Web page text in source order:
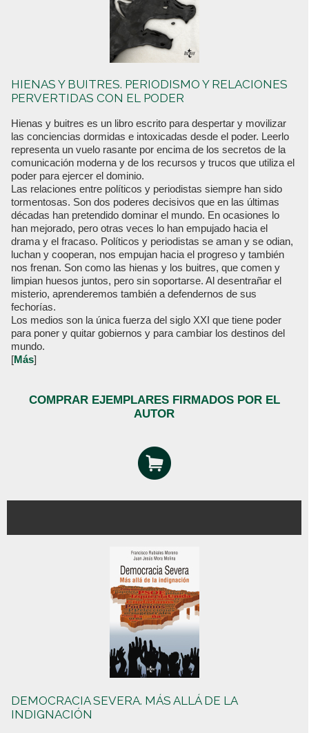
HIENAS Y BUITRES. PERIODISMO Y RELACIONES
PERVERTIDAS CON EL PODER
Hienas y buitres es un libro escrito para despertar y movilizar
las conciencias dormidas e intoxicadas desde el poder. Leerlo
representa un vuelo rasante por encima de los secretos de la
comunicación moderna y de los recursos y trucos que utiliza el
poder para ejercer el dominio.
Las relaciones entre políticos y periodistas siempre han sido
tormentosas. Son dos poderes decisivos que en las últimas
décadas han pretendido dominar el mundo. En ocasiones lo
han mejorado, pero otras veces lo han empujado hacia el
drama y el fracaso. Políticos y periodistas se aman y se odian,
luchan y cooperan, nos empujan hacia el progreso y también
nos frenan. Son como las hienas y los buitres, que comen y
limpian huesos juntos, pero sin soportarse. Al desentrañar el
misterio, aprenderemos también a defendernos de sus
fechorías.
Los medios son la única fuerza del siglo XXI que tiene poder
para poner y quitar gobiernos y para cambiar los destinos del
mundo.
[Más]
COMPRAR EJEMPLARES FIRMADOS POR EL
AUTOR
DEMOCRACIA SEVERA. MÁS ALLÁ DE LA
INDIGNACIÓN